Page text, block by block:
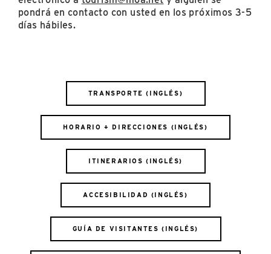
pondrá en contacto con usted en los próximos 3-5
días hábiles.
TRANSPORTE (INGLÉS)
HORARIO + DIRECCIONES (INGLÉS)
ITINERARIOS (INGLÉS)
ACCESIBILIDAD (INGLÉS)
GUÍA DE VISITANTES (INGLÉS)